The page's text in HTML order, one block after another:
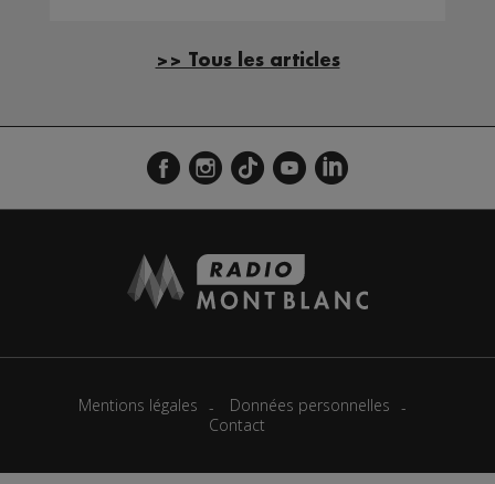
>> Tous les articles
Mentions légales
Données personnelles
Contact